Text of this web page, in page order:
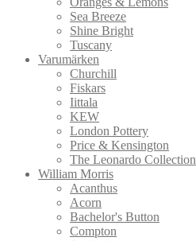
Sea Breeze
Shine Bright
Tuscany
Varumärken
Churchill
Fiskars
Iittala
KEW
London Pottery
Price & Kensington
The Leonardo Collection
William Morris
Acanthus
Acorn
Bachelor's Button
Compton